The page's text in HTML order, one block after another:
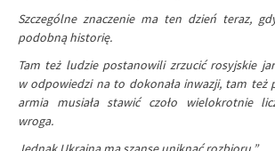
Szczególne znaczenie ma ten dzień teraz,
podobną historię.
Tam też ludzie postanowili zrzucić rosyjskie
w odpowiedzi na to dokonała inwazji, tam też
armia musiała stawić czoło wielokrotnie
wroga.